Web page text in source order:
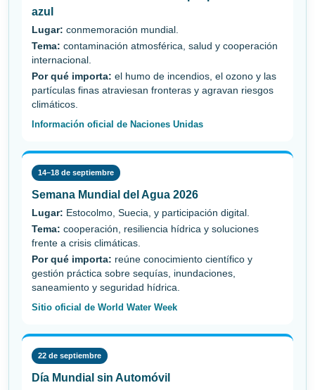
azul
Lugar: conmemoración mundial.
Tema: contaminación atmosférica, salud y cooperación
internacional.
Por qué importa: el humo de incendios, el ozono y las
partículas finas atraviesan fronteras y agravan riesgos
climáticos.
Información oficial de Naciones Unidas
14–18 de septiembre
Semana Mundial del Agua 2026
Lugar: Estocolmo, Suecia, y participación digital.
Tema: cooperación, resiliencia hídrica y soluciones
frente a crisis climáticas.
Por qué importa: reúne conocimiento científico y
gestión práctica sobre sequías, inundaciones,
saneamiento y seguridad hídrica.
Sitio oficial de World Water Week
22 de septiembre
Día Mundial sin Automóvil